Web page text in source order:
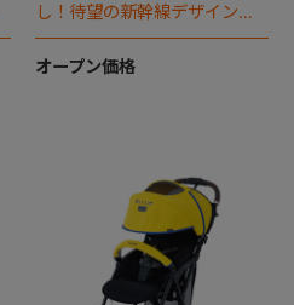
し！待望の新幹線デザインのB
型ベビーカー誕生。
オープン価格